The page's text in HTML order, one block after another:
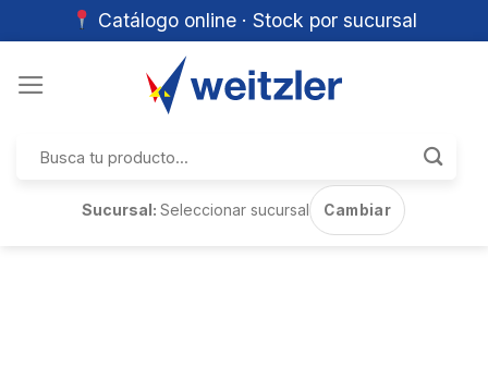
Catálogo online · Stock por sucursal
por:
Sucursal:Seleccionar sucursal Cambiar